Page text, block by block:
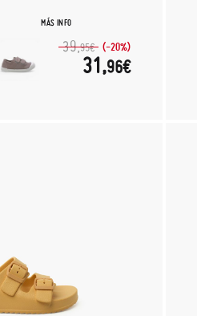
MÁS INFO
39,95€ (-20%)
31,96€